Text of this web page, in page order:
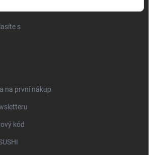
s
na první nákup
kód